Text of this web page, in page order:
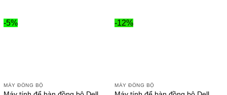
-5%
MÁY ĐỒNG BỘ
-12%
MÁY ĐỒNG BỘ